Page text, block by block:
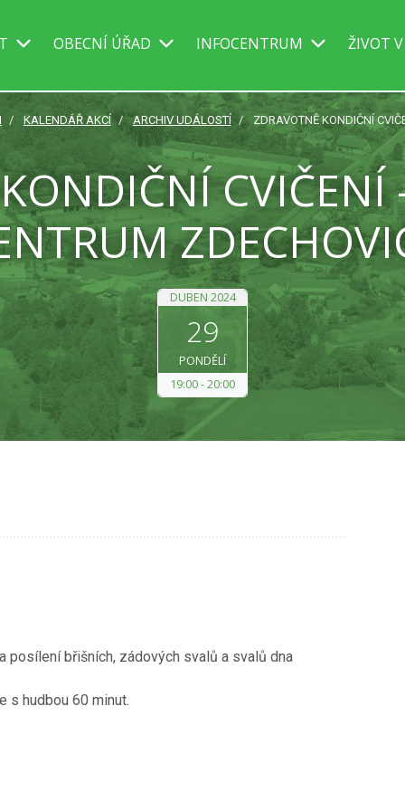
OBECNÍ ÚŘAD INFOCENTRUM ŽIVOT
KALENDÁŘ AKCÍ ARCHIV UDÁLOSTÍ ZDRAVOTNĚ KONDIČNÍ
DUBEN 2024
29
PONDĚLÍ
19:00 20:00
posílení břišních, zádových svalů a svalů dna
s hudbou 60 minut.